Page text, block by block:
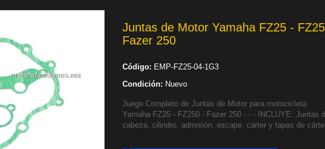
Juntas de Motor Yamaha FZ25 -
Fazer 250
Código: EMP-FZ25-04-1G3
Condición: Nuevo
Juego Completo de Juntas de Motor para motocicleta
Yamaha FZ25 - FZ250 - Fazer 250 - - - INCLUYE: Juntas
cabeza, cilindro, admisión, escape, cárter y tapas de